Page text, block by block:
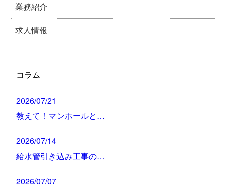
業務紹介
求人情報
コラム
2026/07/21
教えて！マンホールと…
2026/07/14
給水管引き込み工事の…
2026/07/07